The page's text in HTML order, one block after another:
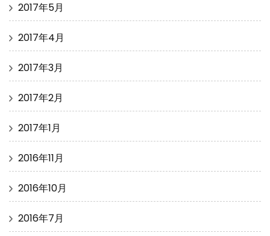
2017年5月
2017年4月
2017年3月
2017年2月
2017年1月
2016年11月
2016年10月
2016年7月